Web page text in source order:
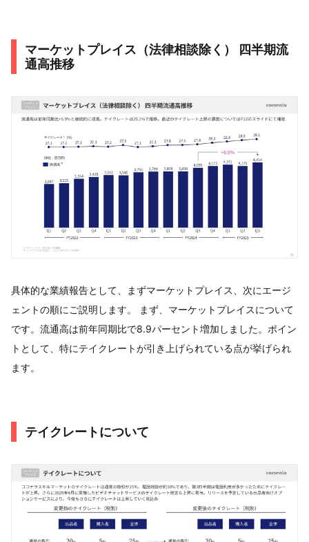
マーケットプレイス（法律相談除く） 四半期流
通高推移
具体的な業績報告として、まずマーケットプレイス、次にエージ
ェントの順にご説明します。 まず、マーケットプレイスについて
です。流通高は前年同期比で8.9パーセント増加しました。ポイン
トとして、特にテイクレートが引き上げられている点が挙げられ
ます。
テイクレートについて